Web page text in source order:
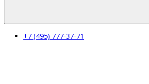
+7 (495) 777-37-71